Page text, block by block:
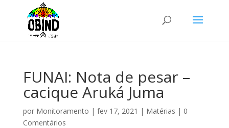
FUNAI: Nota de pesar –
cacique Aruká Juma
por Monitoramento | fev 17, 2021 | Matérias | 0
Comentários